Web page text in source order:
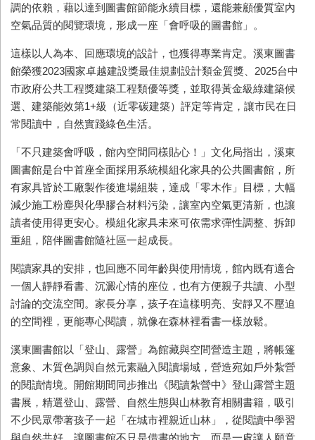
調的依賴，藉以達到圖書館節能永續目標，還能兼顧優質室內
空氣品質的閱覽環境，形成一座「會呼吸的圖書館」。
這樣以人為本、回應環境的設計，也獲得專業肯定。溪東圖書
館榮獲2023國家卓越建設獎最佳規劃設計類金質獎、2025台中
市政府公共工程獎建築工程類優等獎，並取得黃金級綠建築候
選、建築能效第1+級（近零碳建築）評定等肯定，讓市民在日
常閱讀中，自然實踐綠色生活。
「不只建築會呼吸，館內空間同樣貼心！」文化局指出，溪東
圖書館是台中首座全面採用系統模組化家具的公共圖書館，所
有家具皆於工廠製作後進場組裝，達成「零木作」目標，大幅
減少施工粉塵與化學膠合材料污染，讓室內空氣更清新，也讓
讀者使用得更安心。模組化家具未來可依需求彈性調整、拆卸
重組，陪伴圖書館隨社區一起成長。
閱讀家具的安排，也回應不同年齡與使用情境，館內既有適合
一個人靜靜看書、沉澱心情的座位，也有方便親子共讀、小型
討論的交流空間。家長分享，孩子在這樣明亮、安靜又不壓迫
的空間裡，更能專心閱讀，就像在森林裡看書一樣放鬆。
溪東圖書館以「登山、露營」為館藏與空間營造主題，將帳篷
意象、木質色調與自然元素融入閱讀場域，營造宛如戶外紮營
的閱讀情境。開館期間同步推出《閱讀紮營中》登山露營主題
書展，精選登山、露營、自然生態與山林教育相關書籍，吸引
不少民眾帶著孩子一起「在城市裡親近山林」，從閱讀中學習
與自然共好。讓圖書館不只是借書的地方，而是一處讓人願意